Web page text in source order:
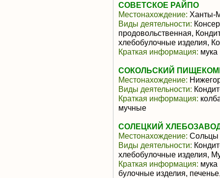
СОВЕТСКОЕ РАЙПО
Местонахождение: Ханты-
Виды деятельности:
продовольственная,
хлебобулочные изделия,
Краткая информация:
СОКОЛЬСКИЙ
Местонахождение:
Виды деятельности:
Краткая информация:
мучные
СОЛЕЦКИЙ
Местонахождение: Сольцы
Виды деятельности:
хлебобулочные изделия,
Краткая информация:
булочные изделия,